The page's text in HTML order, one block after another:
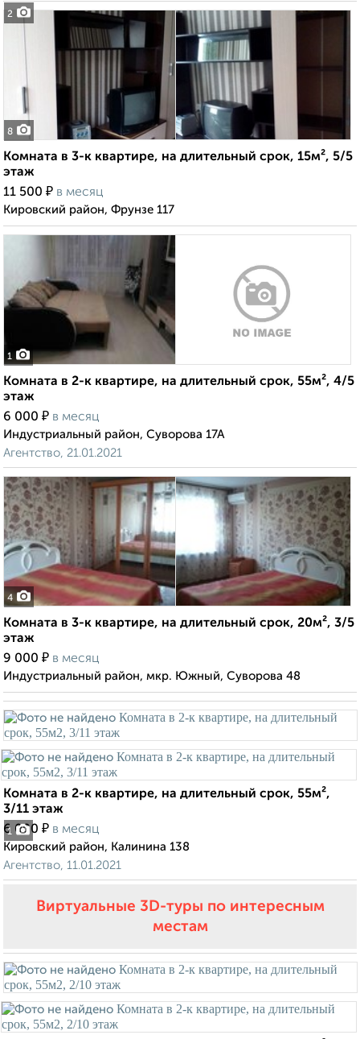
2
8
Комната в 3-к квартире, на длительный срок, 15м², 5/5
этаж
11 500 ₽ в месяц
Кировский район, Фрунзе 117
1
Комната в 2-к квартире, на длительный срок, 55м², 4/5
этаж
6 000 ₽ в месяц
Индустриальный район, Суворова 17А
Агентство, 21.01.2021
4
Комната в 3-к квартире, на длительный срок, 20м², 3/5
этаж
9 000 ₽ в месяц
Индустриальный район, мкр. Южный, Суворова 48
1
Комната в 2-к квартире, на длительный срок, 55м²,
3/11 этаж
6 000 ₽ в месяц
Кировский район, Калинина 138
Агентство, 11.01.2021
Виртуальные 3D-туры по интересным
местам